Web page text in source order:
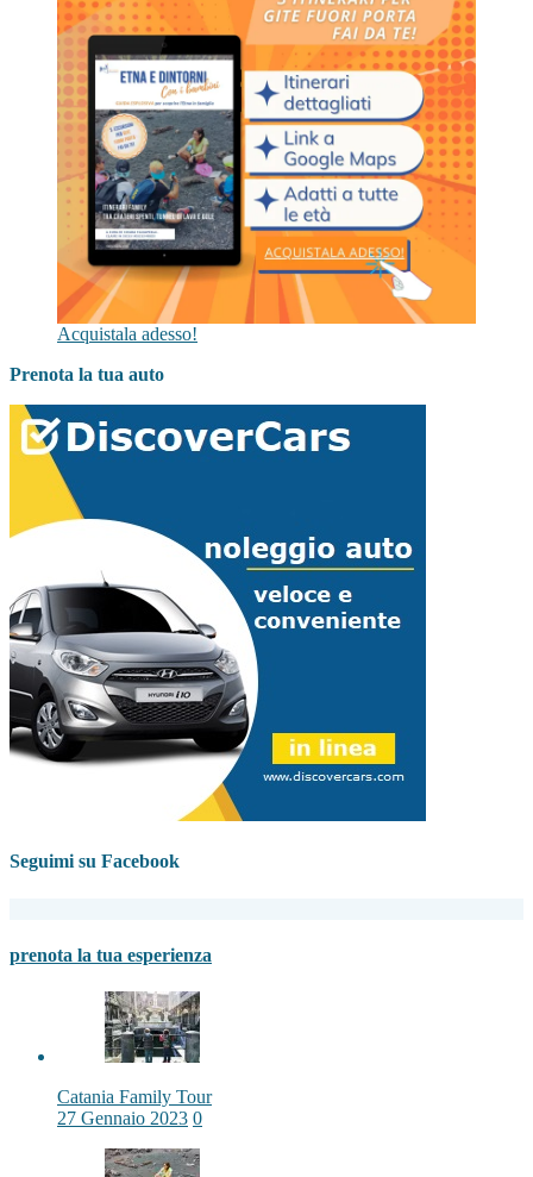
Acquistala adesso!
Prenota la tua auto
Seguimi su Facebook
prenota la tua esperienza
Catania Family Tour
27 Gennaio 2023 0